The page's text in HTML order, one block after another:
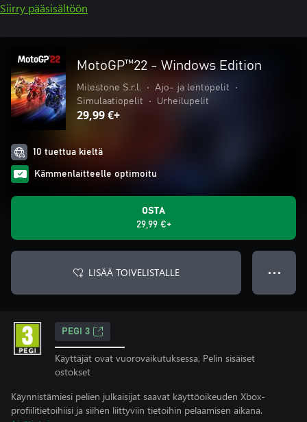
Siirry pääsisältöön
MotoGP™22 - Windows Edition
Milestone S.r.l. • Ajo- ja lentopelit
•
Simulaatiopelit
• Urheilupelit
29,99 €+
10 tuettua kieltä
Kämmenlaitteelle optimoitu
OSTA
29,99 €+
LISÄÄ TOIVELISTALLE ● ● ●
PEGI 3
Käyttäjät ovat vuorovaikutuksessa, Pelin sisäiset
ostokset
Käynnistämiesi pelien julkaisijat saavat käyttöoikeuden Xbox-
profiilitietoihiisi ja siihen liittyviin tietoihin pelaamisen aikana.